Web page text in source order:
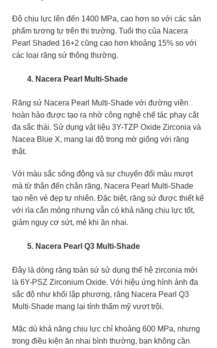
Độ chịu lực lên đến 1400 MPa, cao hơn so với các sản
phẩm tương tự trên thị trường. Tuổi thọ của Nacera
Pearl Shaded 16+2 cũng cao hơn khoảng 15% so với
các loại răng sứ thông thường.
Nacera Pearl Multi-Shade
Răng sứ Nacera Pearl Multi-Shade với đường viền
hoàn hảo được tạo ra nhờ công nghệ chế tác phay cắt
đa sắc thái. Sử dụng vật liệu 3Y-TZP Oxide Zirconia và
Nacea Blue X, mang lại độ trong mờ giống với răng
thật.
Với màu sắc sống động và sự chuyển đổi màu mượt
mà từ thân đến chân răng, Nacera Pearl Multi-Shade
tạo nên vẻ đẹp tự nhiên. Đặc biệt, răng sứ được thiết kế
với rìa cắn mỏng nhưng vẫn có khả năng chịu lực tốt,
giảm nguy cơ sứt, mẻ khi ăn nhai.
Nacera Pearl Q3 Multi-Shade
Đây là dòng răng toàn sứ sử dụng thế hệ zirconia mới
là 6Y-PSZ Zirconium Oxide. Với hiệu ứng hình ảnh đa
sắc độ như khối lập phương, răng Nacera Pearl Q3
Multi-Shade mang lại tính thẩm mỹ vượt trội.
Mặc dù khả năng chịu lực chỉ khoảng 600 MPa, nhưng
trong điều kiện ăn nhai bình thường, bạn không cần